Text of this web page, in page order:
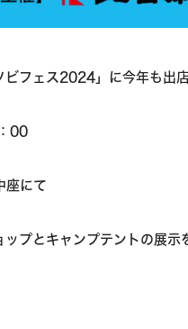
フェス2024」に今年も出
00
にて
プとキャンプテントの展示